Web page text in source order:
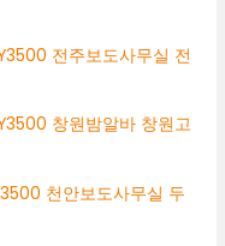
전주보도사무실 전
창원밤알바 창원고
천안보도사무실 두